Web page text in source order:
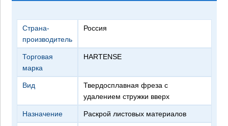
Страна-
производитель
Россия
Торговая
марка
HARTENSE
Вид
твердосплавная фреза с
удалением стружки вверх
Назначение раскрой листовых материалов